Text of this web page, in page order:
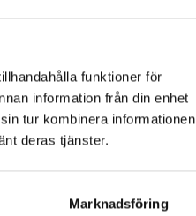
funktioner för
information från din enhet
tur kombinera informationen
deras tjänster.
Marknadsföring